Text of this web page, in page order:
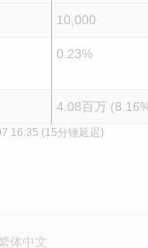
10,000
0.23%
4.08百万
16:35 (15分锺延迟)
体中文